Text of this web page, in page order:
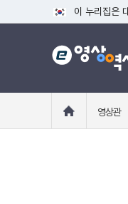
이 누리집은
공식 누리집
go.kr 주소를
로
영상관